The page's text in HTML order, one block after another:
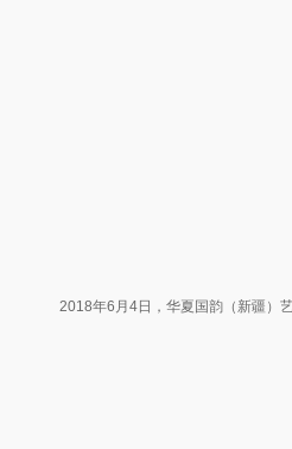
2018年6月4日，华夏国韵（新疆）